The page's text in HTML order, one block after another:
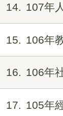
14 107年
15 106年
16 106年
17 105年